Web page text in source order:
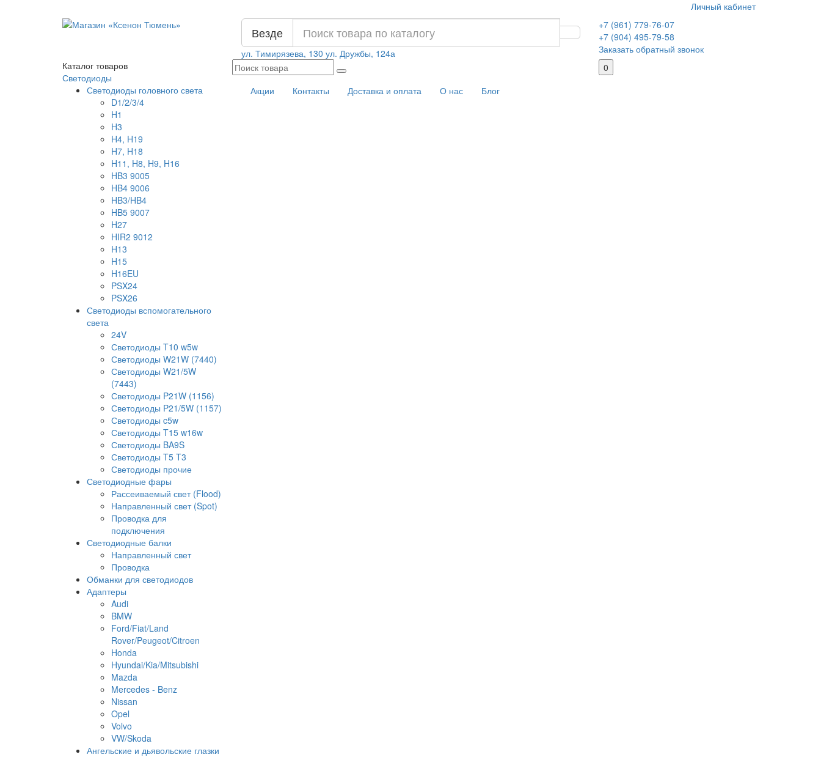
Личный кабинет
Везде
ул. Тимирязева, 130 ул. Дружбы, 124а
+7 (961) 779-76-07
+7 (904) 495-79-58
Заказать обратный звонок
Каталог товаров
Светодиоды
Светодиоды головного света
D1/2/3/4
H1
H3
H4, H19
H7, H18
H11, H8, H9, H16
HB3 9005
HB4 9006
HB3/HB4
HB5 9007
H27
HIR2 9012
H13
H15
H16EU
PSX24
PSX26
Светодиоды вспомогательного
света
24V
Светодиоды T10 w5w
Светодиоды W21W (7440)
Светодиоды W21/5W
(7443)
Светодиоды P21W (1156)
Светодиоды P21/5W (1157)
Светодиоды c5w
Светодиоды T15 w16w
Светодиоды BA9S
Светодиоды T5 T3
Светодиоды прочие
Светодиодные фары
Рассеиваемый свет (Flood)
Направленный свет (Spot)
Проводка для
подключения
Светодиодные балки
Направленный свет
Проводка
Обманки для светодиодов
Адаптеры
Audi
BMW
Ford/Fiat/Land
Rover/Peugeot/Citroen
Honda
Hyundai/Kia/Mitsubishi
Mazda
Mercedes - Benz
Nissan
Opel
Volvo
VW/Skoda
Ангельские и дьявольские глазки
Акции Контакты Доставка и оплата О нас Блог
0